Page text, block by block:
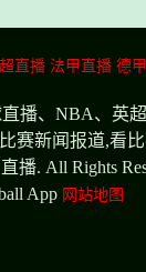
直播 法甲直播 德
播、NBA、
赛新闻报道,看比
播. All Rights
App 网站地图